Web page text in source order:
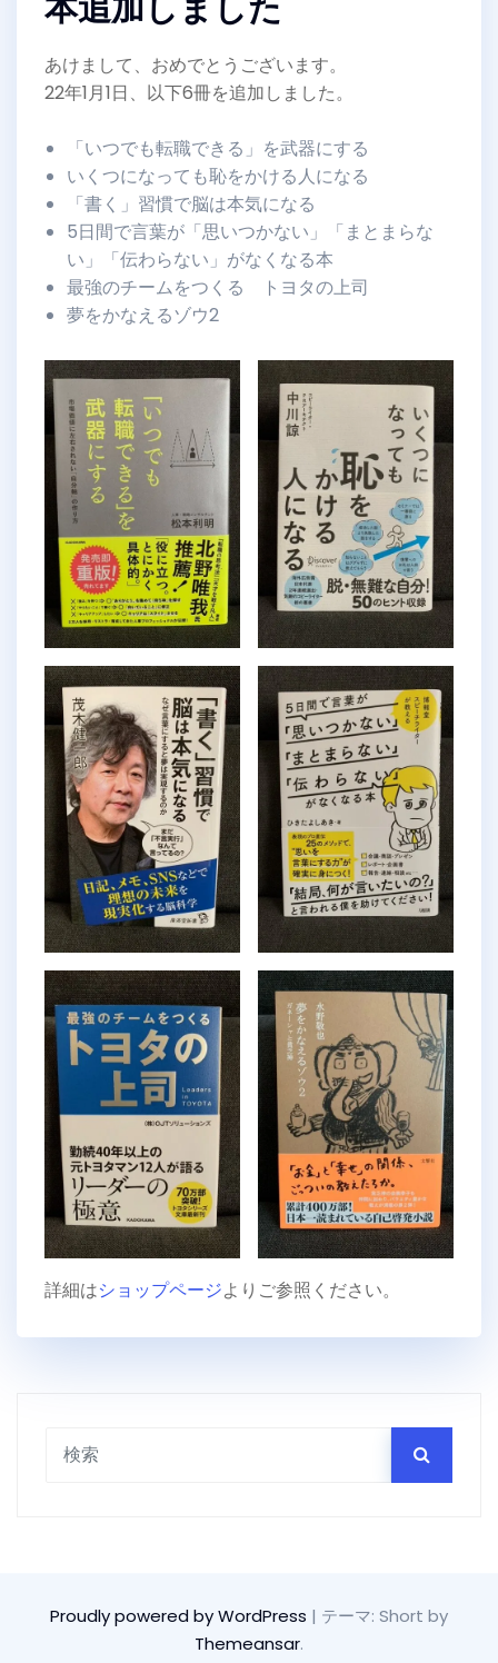
あけまして、おめでとうございます。
22年1月1日、以下6冊を追加しました。
「いつでも転職できる」を武器にする
いくつになっても恥をかける人になる
「書く」習慣で脳は本気になる
5日間で言葉が「思いつかない」「まとまらな
い」「伝わらない」がなくなる本
最強のチームをつくる トヨタの上司
夢をかなえるゾウ2
詳細はショップページよりご参照ください。
Proudly powered by WordPress | テーマ: Short by
Themeansar.